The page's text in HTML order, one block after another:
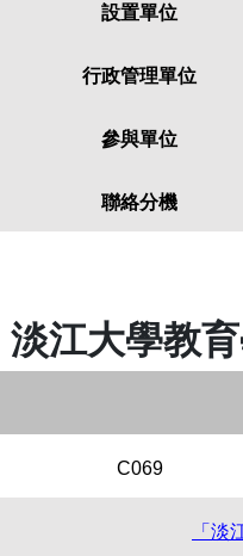
設置單位
行政管理單位
參與單位
聯絡分機
淡江大學教
C069
「淡